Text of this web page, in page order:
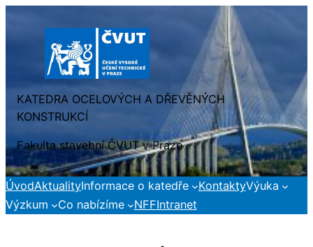
KATEDRA OCELOVÝCH A DŘEVĚNÝCH
KONSTRUKCÍ
Fakulta stavební ČVUT v Praze
ÚvodAktualityInformace o katedře KontaktyVýuka
Výzkum
Co nabízíme NFFIntranet